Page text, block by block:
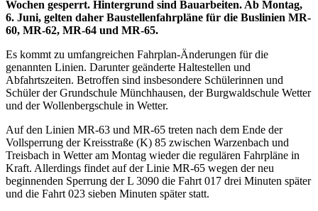
Wochen gesperrt. Hintergrund sind Bauarbeiten. Ab Montag,
6. Juni, gelten daher Baustellenfahrpläne für die Buslinien MR-
60, MR-62, MR-64 und MR-65.
Es kommt zu umfangreichen Fahrplan-Änderungen für die
genannten Linien. Darunter geänderte Haltestellen und
Abfahrtszeiten. Betroffen sind insbesondere Schülerinnen und
Schüler der Grundschule Münchhausen, der Burgwaldschule Wetter
und der Wollenbergschule in Wetter.
Auf den Linien MR-63 und MR-65 treten nach dem Ende der
Vollsperrung der Kreisstraße (K) 85 zwischen Warzenbach und
Treisbach in Wetter am Montag wieder die regulären Fahrpläne in
Kraft. Allerdings findet auf der Linie MR-65 wegen der neu
beginnenden Sperrung der L 3090 die Fahrt 017 drei Minuten später
und die Fahrt 023 sieben Minuten später statt.